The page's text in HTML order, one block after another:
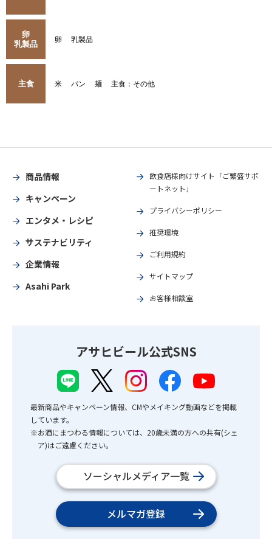
卵
乳製品
卵 乳製品
主食 米 パン 麺 主食：その他
商品情報
キャンペーン
エンタメ・レシピ
サステナビリティ
企業情報
Asahi Park
飲食店様向けサイト「ご繁盛サポ
ートネット」
プライバシーポリシー
推奨環境
ご利用規約
サイトマップ
お客様相談室
アサヒビール公式SNS
最新商品やキャンペーン情報、CMやメイキング動画などを掲載
しています。
※お酒にまつわる情報については、20歳未満の方への共有(シェ
ア)はご遠慮ください。
ソーシャルメディア一覧
メルマガ登録